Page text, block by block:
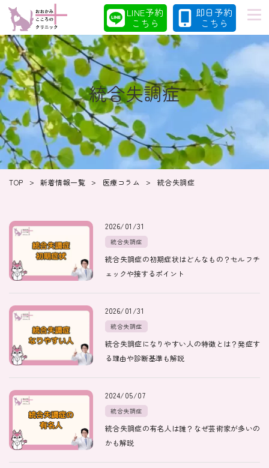
LINE予約
こちら
即日予約
こちら
初めての方へ 当院の特徴
診療案内 コラム
クリニック紹介
医師紹介
即日
LINE予約
即日
WEB予約
統合失調症
TOP > 新着情報一覧 > 医療コラム > 統合失調症
2026/01/31
統合失調症
統合失調症の初期症状はどんなもの？セルフチ
ェックや接するポイント
2026/01/31
統合失調症
統合失調症になりやすい人の特徴とは？発症す
る理由や診断基準も解説
2024/05/07
統合失調症
統合失調症の有名人は誰？なぜ芸術家が多いの
かも解説